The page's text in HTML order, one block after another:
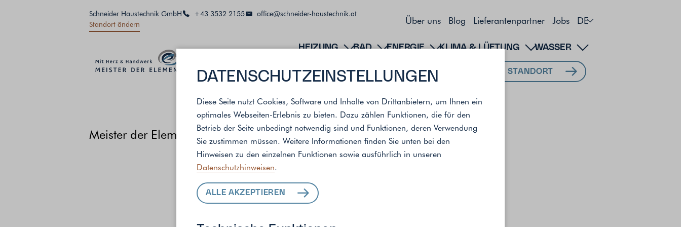
DATENSCHUTZ­EINSTELLUNGEN
Diese Seite nutzt Cookies, Software und Inhalte von Drittanbietern, um Ihnen ein
optimales Webseiten-Erlebnis zu bieten. Dazu zählen Funktionen, die für den
Betrieb der Seite unbedingt notwendig sind und Funktionen, deren Verwendung
Sie zustimmen müssen. Weitere Informationen finden Sie unten bei den
Hinweisen zu den einzelnen Funktionen sowie ausführlich in unseren
Datenschutzhinweisen.
ALLE AKZEPTIEREN
Schneider Haustechnik GmbH +43 3532 2155
office@schneider-haustechnik.at
Standort ändern
Über uns Blog Lieferantenpartner Jobs DE
HEIZUNG BAD ENERGIE KLIMA & LÜFTUNG WASSER
MEIN STANDORT
Meister der Elemente/ Standort
ALLE LEISTUNGEN
FÜR IHR ZUHAUSE